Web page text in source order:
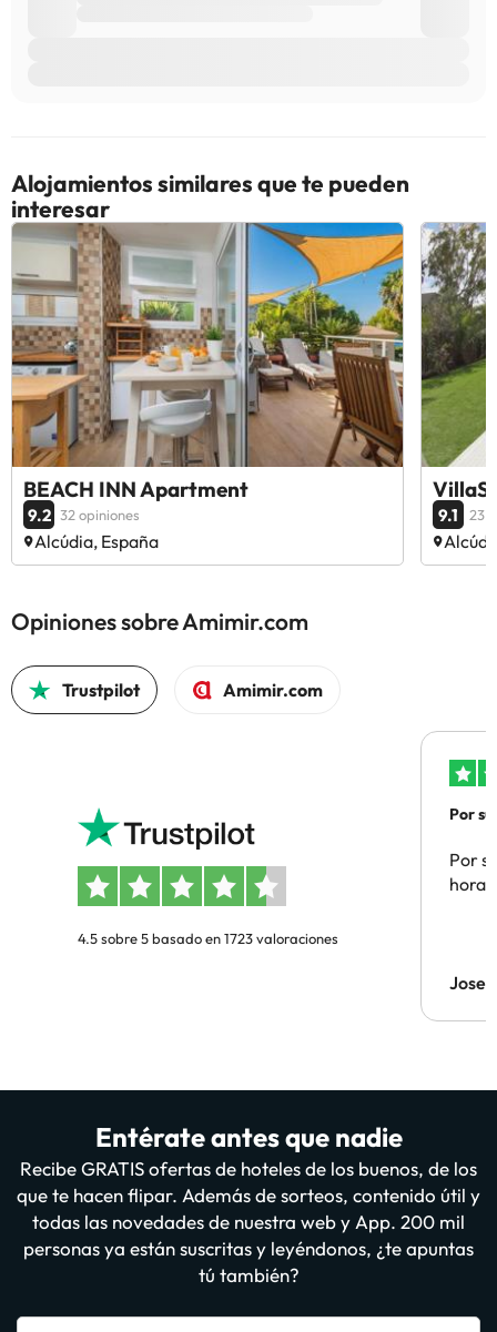
Alojamientos similares que te pueden
interesar
BEACH INN Apartment
9.2 32 opiniones
Alcúdia, España
9.1 23
Opiniones sobre Amimir.com
Trustpilot Amimir.com
4.5 sobre 5 basado en 1723 valoraciones
Por
Por
hora
Jose
Entérate antes que nadie
Recibe GRATIS ofertas de hoteles de los buenos, de los
que te hacen flipar. Además de sorteos, contenido útil y
todas las novedades de nuestra web y App. 200 mil
personas ya están suscritas y leyéndonos, ¿te apuntas
tú también?